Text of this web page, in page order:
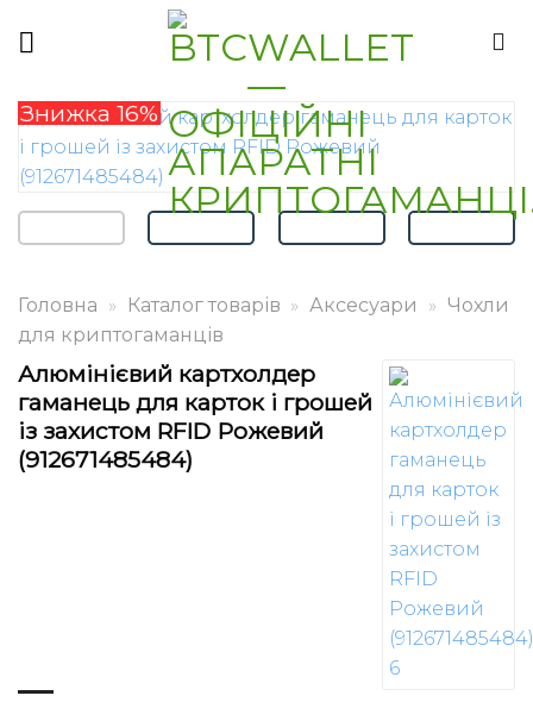
Знижка 16%
Головна » Каталог товарів » Аксесуари » Чохли
для криптогаманців
Алюмінієвий картхолдер
гаманець для карток і грошей
із захистом RFID Рожевий
(912671485484)